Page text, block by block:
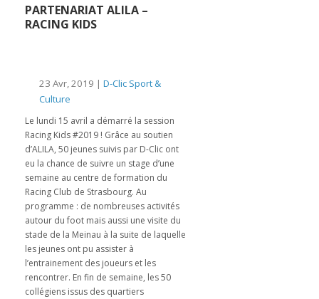
PARTENARIAT ALILA –
RACING KIDS
23 Avr, 2019 | D-Clic Sport &
Culture
Le lundi 15 avril a démarré la session
Racing Kids #2019 ! Grâce au soutien
d’ALILA, 50 jeunes suivis par D-Clic ont
eu la chance de suivre un stage d’une
semaine au centre de formation du
Racing Club de Strasbourg. Au
programme : de nombreuses activités
autour du foot mais aussi une visite du
stade de la Meinau à la suite de laquelle
les jeunes ont pu assister à
l’entrainement des joueurs et les
rencontrer. En fin de semaine, les 50
collégiens issus des quartiers